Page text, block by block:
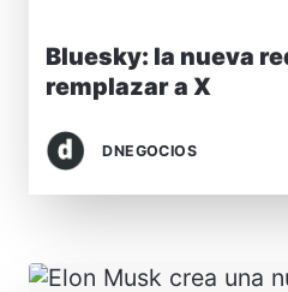
Bluesky: la nueva
remplazar a X
DNEGOCIOS